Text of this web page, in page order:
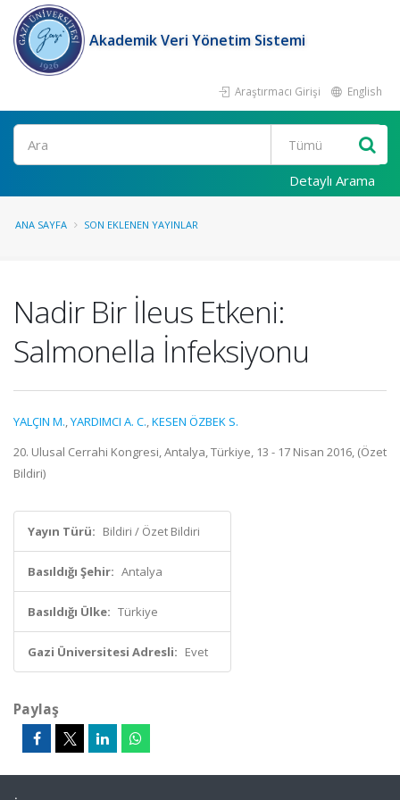
Akademik Veri Yönetim Sistemi
Araştırmacı Girişi English
Ara
Detaylı Arama
ANA SAYFA SON EKLENEN YAYINLAR
Nadir Bir İleus Etkeni:
Salmonella İnfeksiyonu
YALÇIN M.,YARDIMCI A. C.,KESEN ÖZBEK S.
20. Ulusal Cerrahi Kongresi, Antalya, Türkiye, 13 - 17 Nisan 2016, (Özet
Bildiri)
Yayın Türü: Bildiri / Özet Bildiri
Basıldığı Şehir: Antalya
Basıldığı Ülke: Türkiye
Gazi Üniversitesi Adresli: Evet
Paylaş